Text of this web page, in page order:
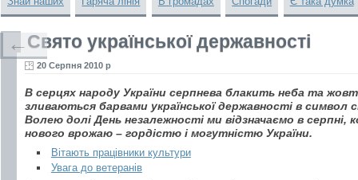
Свято української державності
20 Серпня 2010 р
В серцях народу України серпнева блакить неба та
зливаються барвами української державності в символ
Волею долі День незалежності ми відзначаємо в серпні,
нового врожаю – гордістю і могутністю України.
Вітають працівники культури
Увага до ветеранів
←